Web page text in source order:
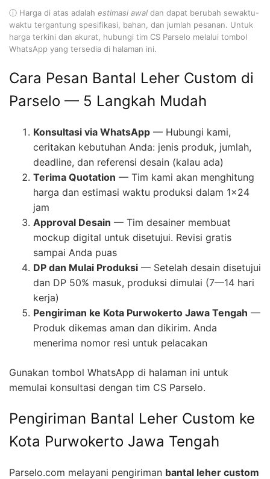
ⓘ Harga di atas adalah estimasi awal dan dapat berubah sewaktu-
waktu tergantung spesifikasi, bahan, dan jumlah pesanan. Untuk
harga terkini dan akurat, hubungi tim CS Parselo melalui tombol
WhatsApp yang tersedia di halaman ini.
Cara Pesan Bantal Leher Custom di
Parselo — 5 Langkah Mudah
Konsultasi via WhatsApp — Hubungi kami,
ceritakan kebutuhan Anda: jenis produk, jumlah,
deadline, dan referensi desain (kalau ada)
Terima Quotation — Tim kami akan menghitung
harga dan estimasi waktu produksi dalam 1×24
jam
Approval Desain — Tim desainer membuat
mockup digital untuk disetujui. Revisi gratis
sampai Anda puas
DP dan Mulai Produksi — Setelah desain disetujui
dan DP 50% masuk, produksi dimulai (7—14 hari
kerja)
Pengiriman ke Kota Purwokerto Jawa Tengah —
Produk dikemas aman dan dikirim. Anda
menerima nomor resi untuk pelacakan
Gunakan tombol WhatsApp di halaman ini untuk
memulai konsultasi dengan tim CS Parselo.
Pengiriman Bantal Leher Custom ke
Kota Purwokerto Jawa Tengah
Parselo.com melayani pengiriman bantal leher custom